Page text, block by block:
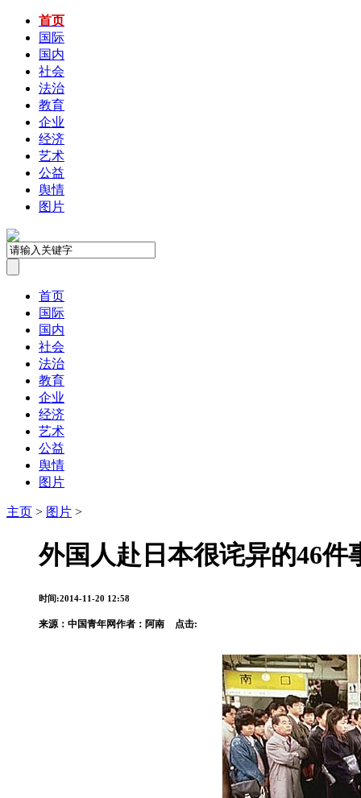
首页
国际
国内
社会
法治
教育
企业
经济
艺术
公益
舆情
图片
首页
国际
国内
社会
法治
教育
企业
经济
艺术
公益
舆情
图片
主页 > 图片 >
外国人赴日本很诧异的46件
时间:2014-11-20 12:58
来源： 中国青年网作者：阿南 点击: